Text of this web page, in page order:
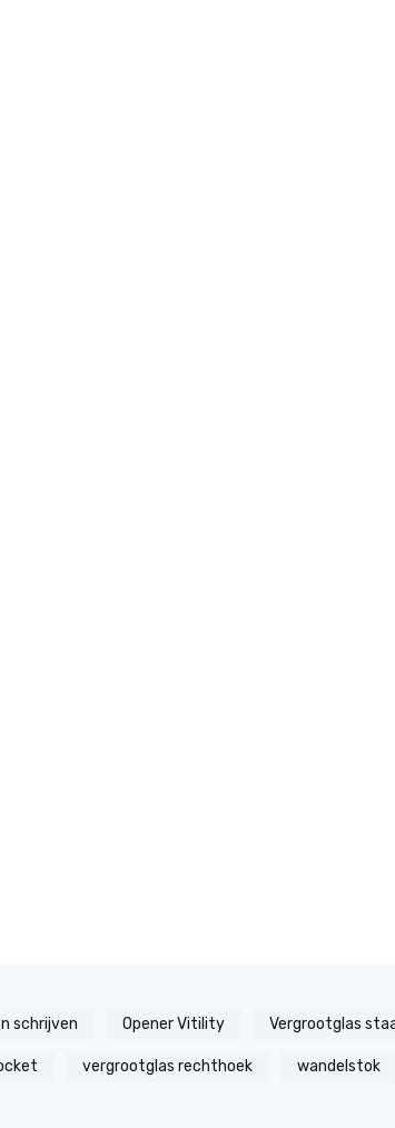
schrijven Opener Vitility Vergrootglas
vergrootglas rechthoek wandelstok